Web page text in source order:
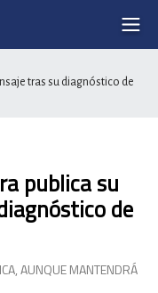
tras su diagnóstico de
publica su
de
AUNQUE MANTENDRÁ